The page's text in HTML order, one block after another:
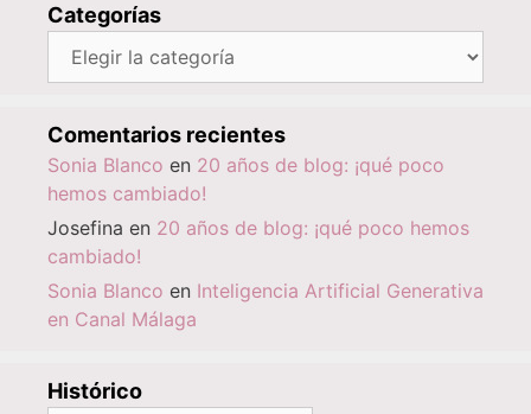
Categorías
Comentarios recientes
Sonia Blanco en 20 años de blog: ¡qué poco
hemos cambiado!
Josefina en 20 años de blog: ¡qué poco hemos
cambiado!
Sonia Blanco en Inteligencia Artificial Generativa
en Canal Málaga
Histórico